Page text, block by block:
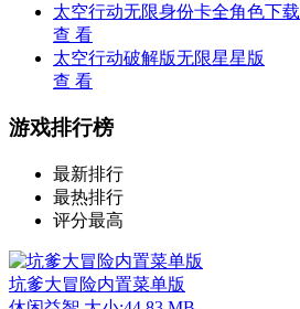
太空行动无限身份卡全角色下载
查 看
太空行动破解版无限星星版
查 看
游戏排行榜
最新排行
最热排行
评分最高
坑爹大冒险内置菜单版